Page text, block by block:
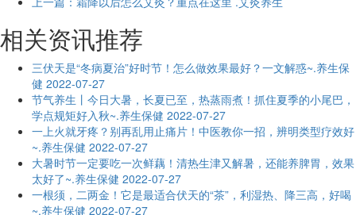
相关资讯推荐
三伏天是“冬病夏治”好时节！怎么做效果最好？一文解惑~.养生保
健 2022-07-27
节气养生丨今日大暑，长夏已至，热蒸雨煮！抓住夏季的小尾巴，
学点规矩好入秋~.养生保健 2022-07-27
一上火就牙疼？别再乱用止痛片！中医教你一招，辨明类型疗效好
~.养生保健 2022-07-27
大暑时节一定要吃一次鲜藕！清热生津又解暑，还能养脾胃，效果
太好了~.养生保健 2022-07-27
一根须，二两金！它是最适合伏天的“茶”，利湿热、降三高，好喝
~.养生保健 2022-07-27